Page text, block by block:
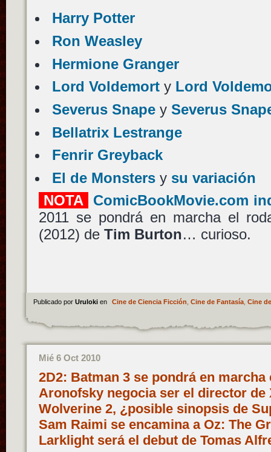
Harry Potter
Ron Weasley
Hermione Granger
Lord Voldemort y Lord
Severus Snape ySeverus
Bellatrix Lestrange
Fenrir Greyback
El de Monsters y su variación
NOTA
ComicBookMovie.com
2011 se pondrá en marcha el
(2012) de Tim Burton… curioso.
Publicado por Uruloki en Cine de Ciencia Ficción Cine de Fantasía, Cine
Mié 6 Oct 2010
2D2: Batman 3 se pondrá en
Aronofsky negocia ser el director de
Wolverine 2, ¿posible sinopsis de
Sam Raimi se encamina a Oz: The
Larklight será el debut de Tomas